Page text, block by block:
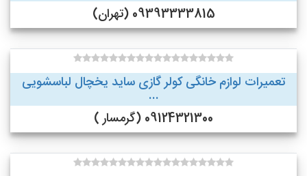
09393333815 (تهران)
تعمیرات لوازم خانگی کولر گازی ساید یخچال لباسشویی
...
09124321300 (گرمسار )